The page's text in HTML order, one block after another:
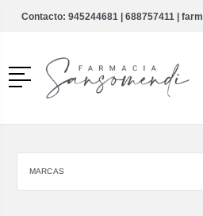
Contacto: 945244681 | 688757411 |
Menú
MARCAS